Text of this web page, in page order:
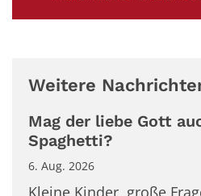
Weitere
Mag der liebe Gott
Spaghetti?
6. Aug. 2026